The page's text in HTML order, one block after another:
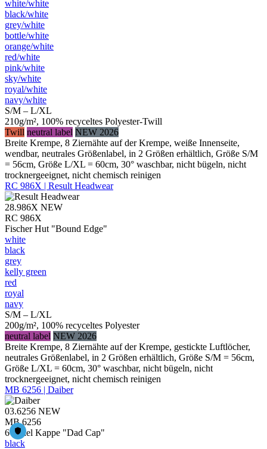
white/​white
black/​white
grey/​white
bottle/​white
orange/​white
red/​white
pink/​white
sky/​white
royal/​white
navy/​white
S/M – L/XL
210g/m², 100% recyceltes Polyester-Twill
Twill neutral label NEW 2026
Breite Krempe, 8 Ziernähte auf der Krempe, weiße Innenseite,
wendbar, neutrales Größenlabel, in 2 Größen erhältlich, Größe S/M
= 56cm, Größe L/XL = 60cm, 30° waschbar, nicht bügeln, nicht
trocknergeeignet, nicht chemisch reinigen
RC 986X | Result Headwear
28.986X NEW
RC 986X
Fischer Hut "Bound Edge"
white
black
grey
kelly green
red
royal
navy
S/M – L/XL
200g/m², 100% recyceltes Polyester
neutral label NEW 2026
Breite Krempe, 8 Ziernähte auf der Krempe, gestickte Luftlöcher,
neutrales Größenlabel, in 2 Größen erhältlich, Größe S/M = 56cm,
Größe L/XL = 60cm, 30° waschbar, nicht bügeln, nicht
trocknergeeignet, nicht chemisch reinigen
MB 6256 | Daiber
03.6256 NEW
MB 6256
6 Panel Kappe "Dad Cap"
black